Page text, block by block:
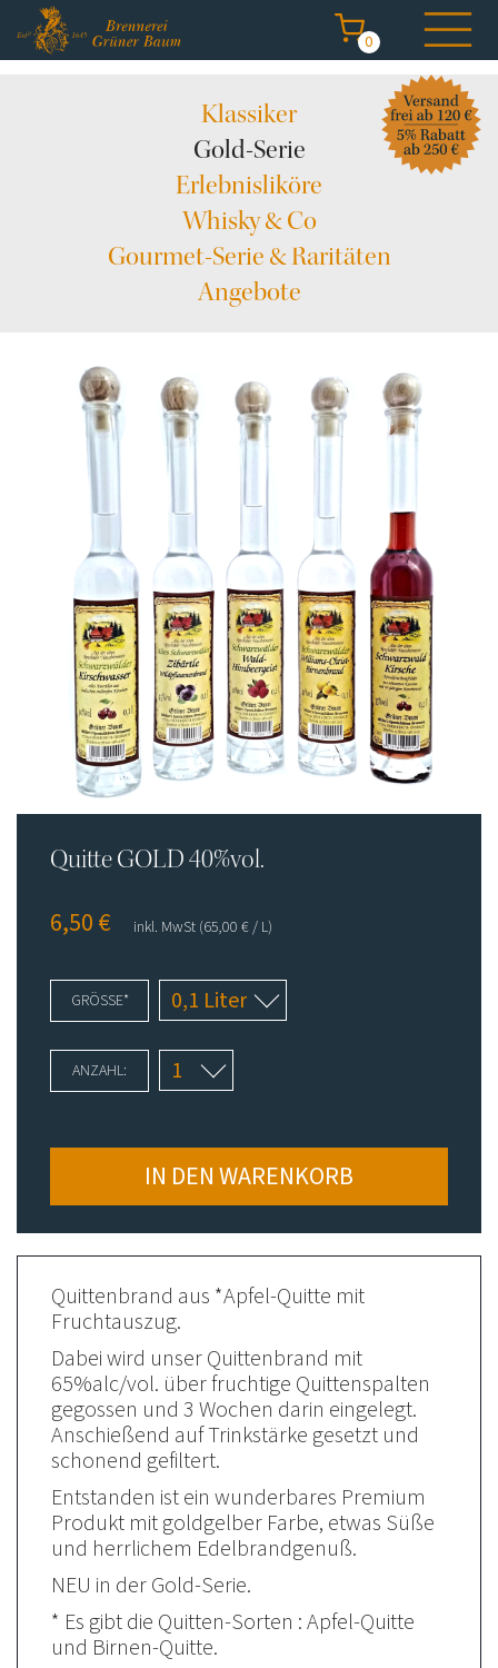
0
Start
Destillate kaufen
Degustation & Events
Angebote
Flaschenpost
Shop
Impressum
Datenschutz
AGB
Klassiker
Gold-Serie
Erlebnisliköre
Whisky & Co
Gourmet-Serie & Raritäten
Angebote
Quitte GOLD 40%vol.
6,50€ inkl. MwSt (65,00 €/ L)
PFLICHTFELD
GRÖSSE *
ANZAHL:
IN DEN WARENKORB
Quittenbrand aus *Apfel-Quitte mit
Fruchtauszug.
Dabei wird unser Quittenbrand mit
65%alc/vol. über fruchtige Quittenspalten
gegossen und 3 Wochen darin eingelegt.
Anschießend auf Trinkstärke gesetzt und
schonend gefiltert.
Entstanden ist ein wunderbares Premium
Produkt mit goldgelber Farbe, etwas Süße
und herrlichem Edelbrandgenuß.
NEU in der Gold-Serie.
* Es gibt die Quitten-Sorten : Apfel-Quitte
und Birnen-Quitte.